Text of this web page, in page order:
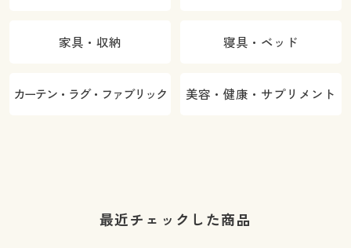
家具・収納 寝具・ベッド
カーテン・ラグ・ファブリック 美容・健康・サプリメント
最近チェックした商品